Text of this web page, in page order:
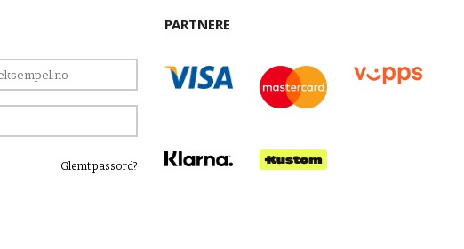
Glemt passord?
PARTNERE